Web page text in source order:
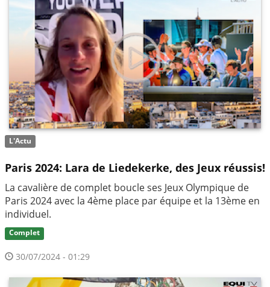
L'Actu
Paris 2024: Lara de Liedekerke, des Jeux réussis!
La cavalière de complet boucle ses Jeux Olympique de
Paris 2024 avec la 4ème place par équipe et la 13ème en
individuel.
Complet
30/07/2024 - 01:29